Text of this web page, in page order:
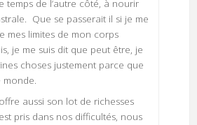
temps de l’autre côté, à nourir
Que se passerait il si je me
mes limites de mon corps
je me suis dit que peut être, je
choses justement parce que
monde.
aussi son lot de richesses
pris dans nos difficultés, nous